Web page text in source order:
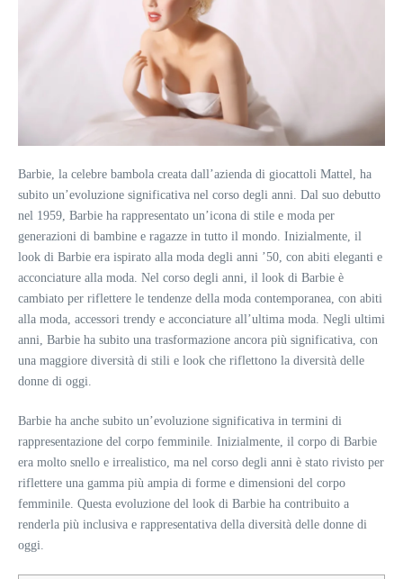
Barbie, la celebre bambola creata dall’azienda di giocattoli Mattel, ha
subito un’evoluzione significativa nel corso degli anni. Dal suo debutto
nel 1959, Barbie ha rappresentato un’icona di stile e moda per
generazioni di bambine e ragazze in tutto il mondo. Inizialmente, il
look di Barbie era ispirato alla moda degli anni ’50, con abiti eleganti e
acconciature alla moda. Nel corso degli anni, il look di Barbie è
cambiato per riflettere le tendenze della moda contemporanea, con abiti
alla moda, accessori trendy e acconciature all’ultima moda. Negli ultimi
anni, Barbie ha subito una trasformazione ancora più significativa, con
una maggiore diversità di stili e look che riflettono la diversità delle
donne di oggi.
Barbie ha anche subito un’evoluzione significativa in termini di
rappresentazione del corpo femminile. Inizialmente, il corpo di Barbie
era molto snello e irrealistico, ma nel corso degli anni è stato rivisto per
riflettere una gamma più ampia di forme e dimensioni del corpo
femminile. Questa evoluzione del look di Barbie ha contribuito a
renderla più inclusiva e rappresentativa della diversità delle donne di
oggi.